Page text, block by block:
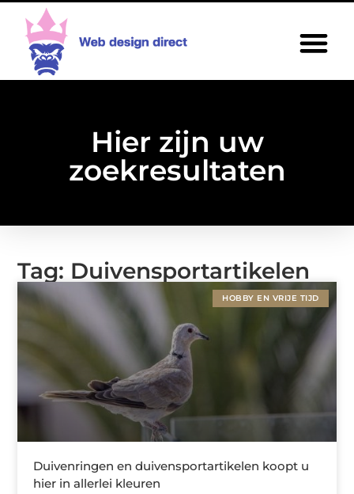
Hier zijn uw
zoekresultaten
Tag: Duivensportartikelen
HOBBY EN VRIJE TIJD
Duivenringen en duivensportartikelen koopt u
hier in allerlei kleuren